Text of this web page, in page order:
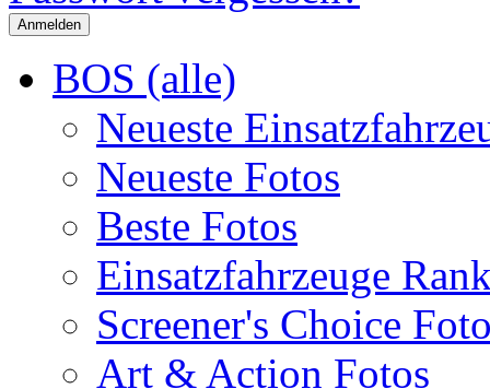
BOS (alle)
Neueste
Neueste Fotos
Beste Fotos
Einsatzfahrzeuge
Screener's Choice
Art & Action Fotos